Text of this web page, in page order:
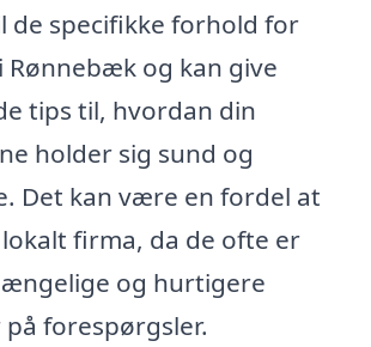
de specifikke forhold for
og kan give
tips til, hvordan din
holder sig sund og
Det kan være en fordel at
firma, da de ofte er
og hurtigere
forespørgsler.